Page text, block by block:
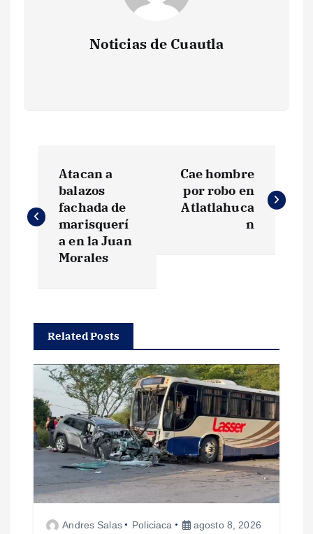
Noticias de Cuautla
v
a
c
ó
n
d
Atacan a
balazos
fachada de
marisquerí
a en la Juan
Morales
Cae hombre
por robo en
Atlatlahuca
n
Related Posts
Andres Salas Policiaca agosto 8, 2026